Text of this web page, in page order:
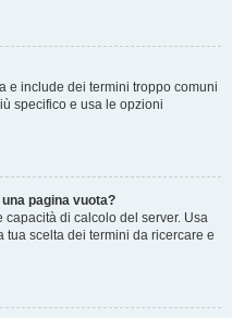
e include dei termini troppo comuni
specifico e usa le opzioni
pagina vuota?
capacità di calcolo del server. Usa
tua scelta dei termini da ricercare e